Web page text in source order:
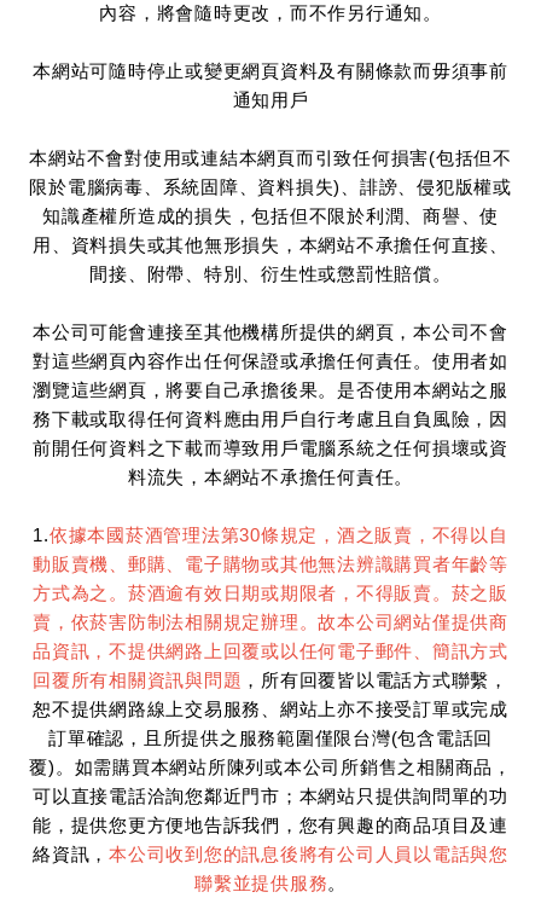
內容，將會隨時更改，而不作另行通知。
本網站可隨時停止或變更網頁資料及有關條款而毋須事前
通知用戶
本網站不會對使用或連結本網頁而引致任何損害(包括但不
限於電腦病毒、系統固障、資料損失)、誹謗、侵犯版權或
知識產權所造成的損失，包括但不限於利潤、商譽、使
用、資料損失或其他無形損失，本網站不承擔任何直接、
間接、附帶、特別、衍生性或懲罰性賠償。
本公司可能會連接至其他機構所提供的網頁，本公司不會
對這些網頁內容作出任何保證或承擔任何責任。使用者如
瀏覽這些網頁，將要自己承擔後果。是否使用本網站之服
務下載或取得任何資料應由用戶自行考慮且自負風險，因
前開任何資料之下載而導致用戶電腦系統之任何損壞或資
料流失，本網站不承擔任何責任。
1.依據本國菸酒管理法第30條規定，酒之販賣，不得以自
動販賣機、郵購、電子購物或其他無法辨識購買者年齡等
方式為之。菸酒逾有效日期或期限者，不得販賣。菸之販
賣，依菸害防制法相關規定辦理。故本公司網站僅提供商
品資訊，不提供網路上回覆或以任何電子郵件、簡訊方式
回覆所有相關資訊與問題 ，所有回覆皆以電話方式聯繫，
恕不提供網路線上交易服務、網站上亦不接受訂單或完成
訂單確認，且所提供之服務範圍僅限台灣(包含電話回
覆)。如需購買本網站所陳列或本公司所銷售之相關商品，
可以直接電話洽詢您鄰近門市；本網站只提供詢問單的功
能，提供您更方便地告訴我們，您有興趣的商品項目及連
絡資訊，本公司收到您的訊息後將有公司人員以電話與您
聯繫並提供服務。